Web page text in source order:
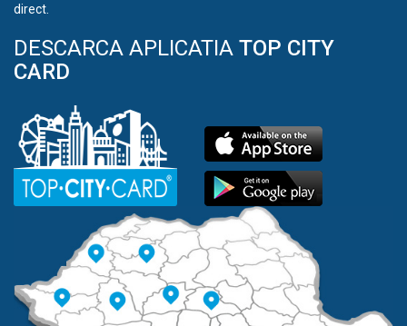
direct.
DESCARCA APLICATIA TOP CITY
CARD